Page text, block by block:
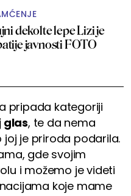
dekolte lepe Lizi je
javnosti FOTO
pripada kategoriji
glas, te da nema
je priroda podarila.
gde svojim
i možemo je videti
koje mame